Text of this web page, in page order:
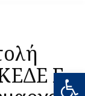
Γ.